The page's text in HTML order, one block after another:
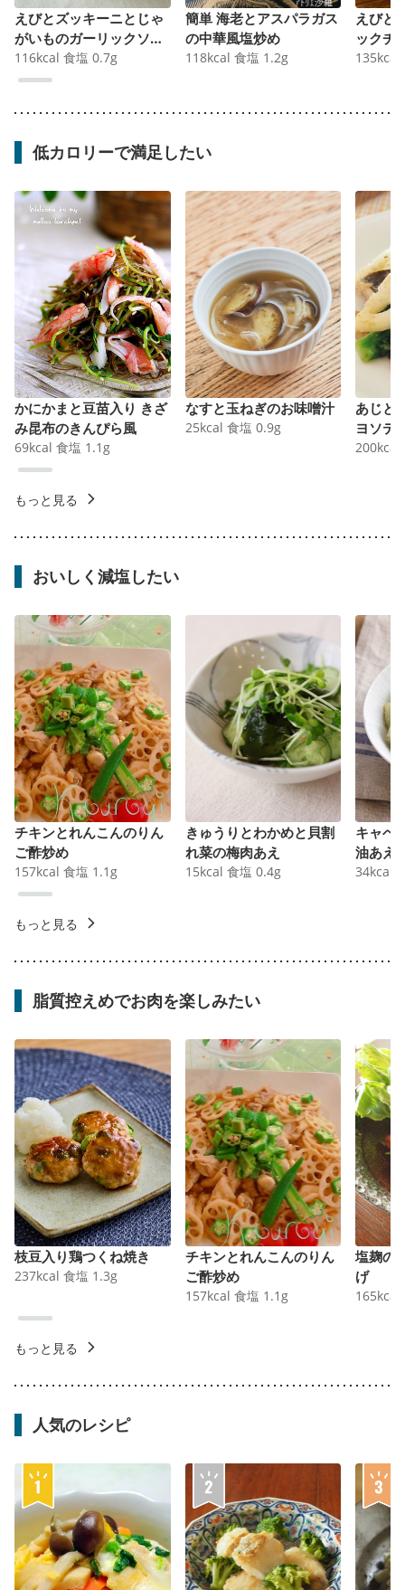
えびとズッキーニとじゃ
がいものガーリックソテ
ー
116kcal 食塩 0.7g
簡単 海老とアスパラガス
の中華風塩炒め
118kcal 食塩 1.2g
えびと
ックチ
135kcal
低カロリーで満足したい
かにかまと豆苗入り きざ
み昆布のきんぴら風
69kcal 食塩 1.1 g
なすと玉ねぎのお味噌汁
25kcal 食塩 0.9g
あじと
ヨソテ
200kcal
もっと見る
おいしく減塩したい
チキンとれんこんのりん
ご酢炒め
157kcal 食塩 1.1 g
きゅうりとわかめと貝割
れ菜の梅肉あえ
15kcal 食塩 0.4g
キャベ
油あえ
34kcal
もっと見る
脂質控えめでお肉を楽しみたい
枝豆入り鶏つくね焼き
237kcal 食塩 1.3g
チキンとれんこんのりん
ご酢炒め
157kcal 食塩 1.1 g
塩麹の
げ
165kcal
もっと見る
人気のレシピ